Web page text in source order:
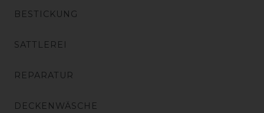
BESTICKUNG
SATTLEREI
REPARATUR
DECKENWÄSCHE